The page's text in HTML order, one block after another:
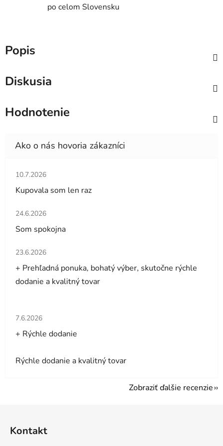
po celom Slovensku
Popis
Diskusia
Hodnotenie
Hodnotenie obchodu je 5 z 5 hviezdičiek.
10.7.2026
Kupovala som len raz
Hodnotenie obchodu je 5 z 5 hviezdičiek.
24.6.2026
Som spokojna
Hodnotenie obchodu je 5 z 5 hviezdičiek.
23.6.2026
+ Prehľadná ponuka, bohatý výber, skutočne rýchle
dodanie a kvalitný tovar
Hodnotenie obchodu je 5 z 5 hviezdičiek.
7.6.2026
+ Rýchle dodanie
Rýchle dodanie a kvalitný tovar
Zobraziť ďalšie recenzie
Kontakt